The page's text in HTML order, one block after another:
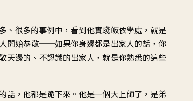
、很多的事例中 ，看到他實踐皈依學處，就是
開始恭敬──如果你身邊都是出家人的話，你
天邊的 、 不認識的出家人 ，就是你熟悉的這些
話， 他都是跪下來 。 他是一個大上師了 ， 是弟